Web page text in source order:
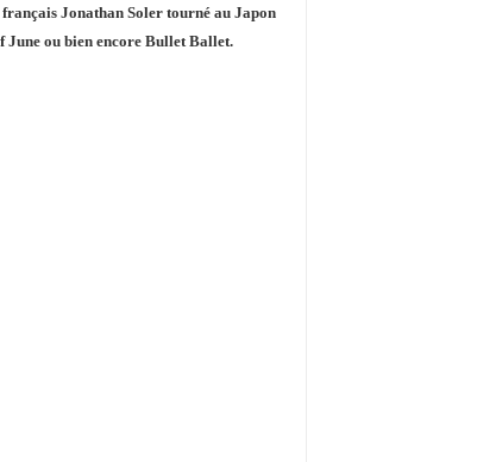
Jonathan Soler tourné au Japon
June ou bien encore Bullet Ballet.